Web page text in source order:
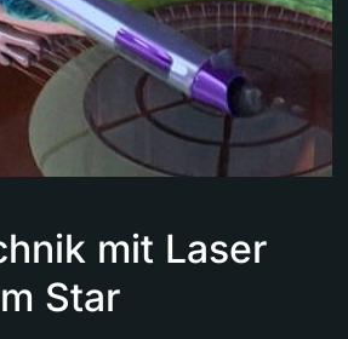
mit Laser
Star